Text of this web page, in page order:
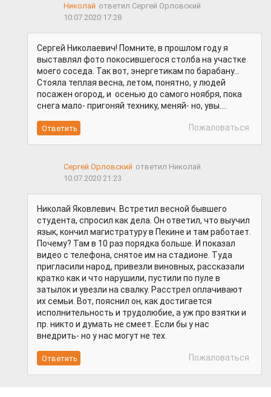
Николай ответил Сергей Орловский
10.07.2020 17:28
Сергей Николаевич! Помните, в прошлом году я
выставлял фото покосившегося столба на участке
моего соседа. Так вот, энергетикам по барабану...
Стояла теплая весна, летом, понятно, у людей
посажен огород, и осенью до самого ноября, пока
снега мало- пригоняй технику, меняй- но, увы....
Пожаловаться
Сергей Орловский ответил Николай
10.07.2020 21:23
Николай Яковлевич. Встретил весной бывшего
студента, спросил как дела. Он ответил, что выучил
язык, кончил магистратуру в Пекине и там работает.
Почему? Там в 10 раз порядка больше. И показал
видео с телефона, снятое им на стадионе. Туда
пригласили народ, привезли виновных, рассказали
кратко как и что нарушили, пустили по пуле в
затылок и увезли на свалку. Расстрел оплачивают
их семьи. Вот, пояснил он, как достигается
исполнительность и трудолюбие, а уж про взятки и
пр. никто и думать не смеет. Если бы у нас
внедрить- но у нас могут не тех.
Пожаловаться